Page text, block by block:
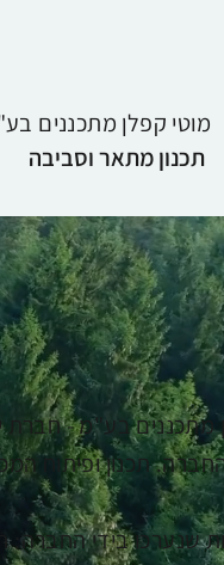
מוטי קפלן מתכננים
תכנון מתאר וסביבה
מתכננים בע"מ - חברת
תכנון ופיתוח